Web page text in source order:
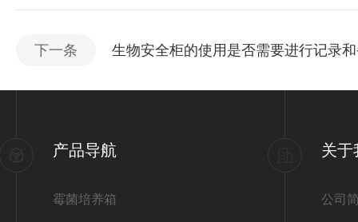
下一条 生物安全柜的使用是否需要进行记录
产品导航
霉菌培养箱
关于
公司